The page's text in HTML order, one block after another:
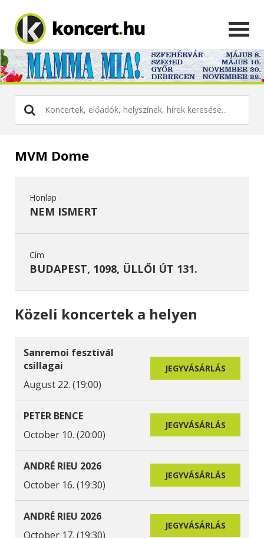
MVM Dome
Honlap
NEM ISMERT
Cím
BUDAPEST, 1098, ÜLLŐI ÚT 131.
Közeli koncertek a helyen
Sanremoi fesztivál
csillagai
August 22. (19:00)
JEGYVÁSÁRLÁS
PETER BENCE
October 10. (20:00)
JEGYVÁSÁRLÁS
ANDRÉ RIEU 2026
October 16. (19:30)
JEGYVÁSÁRLÁS
ANDRÉ RIEU 2026
October 17. (19:30)
JEGYVÁSÁRLÁS